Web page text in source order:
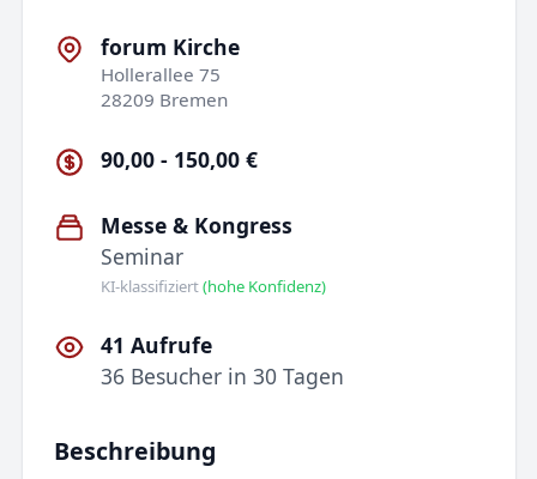
forum Kirche
Hollerallee 75
28209 Bremen
90,00 - 150,00 €
Messe & Kongress
Seminar
KI-klassifiziert(hohe Konfidenz)
41 Aufrufe
36 Besucher in 30 Tagen
Beschreibung